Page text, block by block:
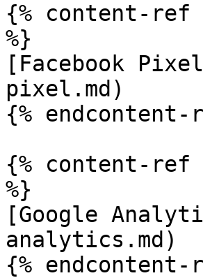
{% content-ref
%}
[Facebook
pixel.md)
{% endcontent-
{% content-ref
%}
[Google
analytics.md)
{% endcontent-